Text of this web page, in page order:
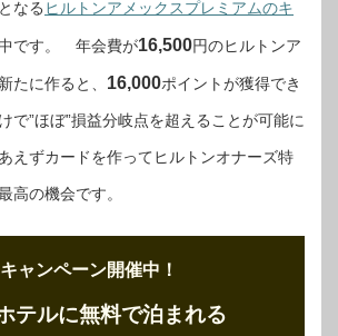
なる ヒルトンアメックスプレミアムのキ
です。 年会費が16,500円のヒルトンア
たに作ると、 16,000ポイントが獲得でき
で”ほぼ”損益分岐点を超えることが可能に
えずカードを作ってヒルトンオナーズ特
高の機会です。
キャンペーン開催中！
テルに無料で泊まれる